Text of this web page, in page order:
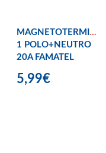
MAGNETOTERMICO
1 POLO+NEUTRO
20A FAMATEL
5,99€